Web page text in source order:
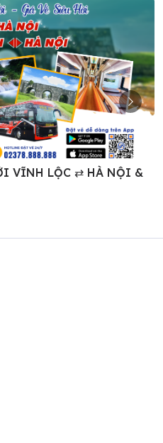
VĨNH LỘC ⇄ HÀ NỘI &